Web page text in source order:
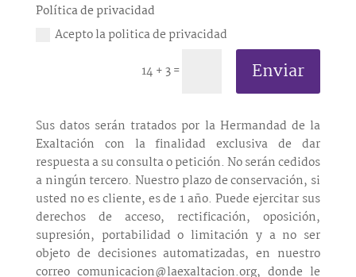
Política de privacidad
Acepto la politica de privacidad
14 + 3= Enviar
Sus datos serán tratados por la Hermandad de la
Exaltación con la finalidad exclusiva de dar
respuesta a su consulta o petición. No serán cedidos
a ningún tercero. Nuestro plazo de conservación, si
usted no es cliente, es de 1 año. Puede ejercitar sus
derechos de acceso, rectificación, oposición,
supresión, portabilidad o limitación y a no ser
objeto de decisiones automatizadas, en nuestro
correo comunicacion@laexaltacion.org, donde le